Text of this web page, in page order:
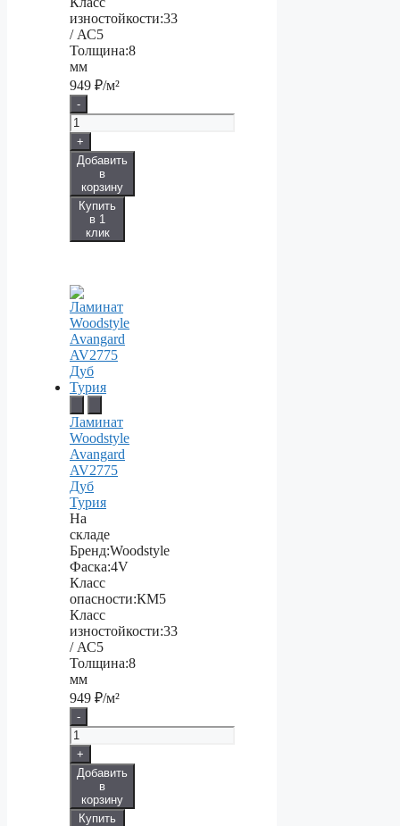
изностойкости:33
/ АС5
Толщина:8
мм
949 ₽/м²
-
+
Добавить
в
корзину
Купить
в 1
клик
Ламинат
Woodstyle
Avangard
AV2775
Дуб
Турия
На
складе
Бренд:Woodstyle
Фаска:4V
Класс
опасности:КМ5
Класс
изностойкости:33
/ АС5
Толщина:8
мм
949 ₽/м²
-
+
Добавить
в
корзину
Купить